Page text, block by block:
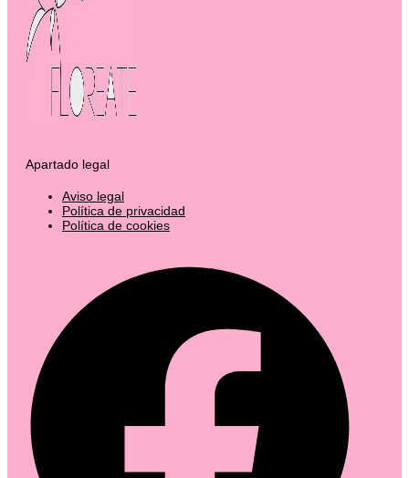
Apartado legal
Aviso legal
Política de privacidad
Política de cookies